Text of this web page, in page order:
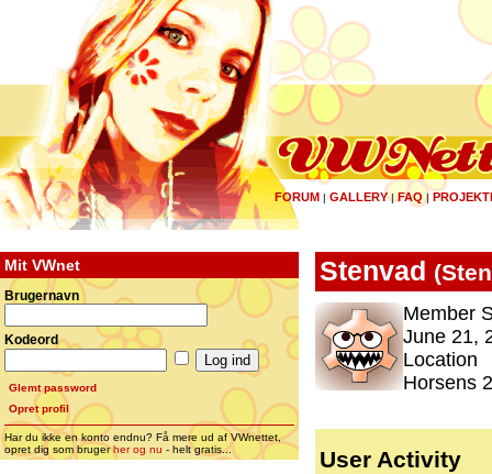
FORUM | GALLERY|FAQ |
Mit VWnet
Brugernavn
Kodeord
Glemt password
Opret profil
Har du ikke en konto endnu? Få mere ud af VWnettet,
opret dig som brugerher og nu - helt gratis...
Stenvad (
Member
June 21,
Location
Horsens
User Activity